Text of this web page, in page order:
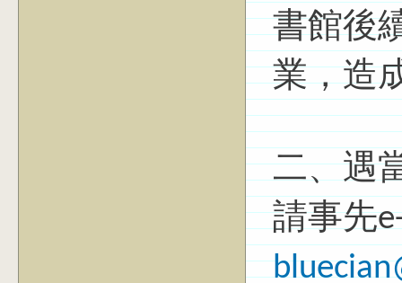
書館後
業，造
二、遇
請事先